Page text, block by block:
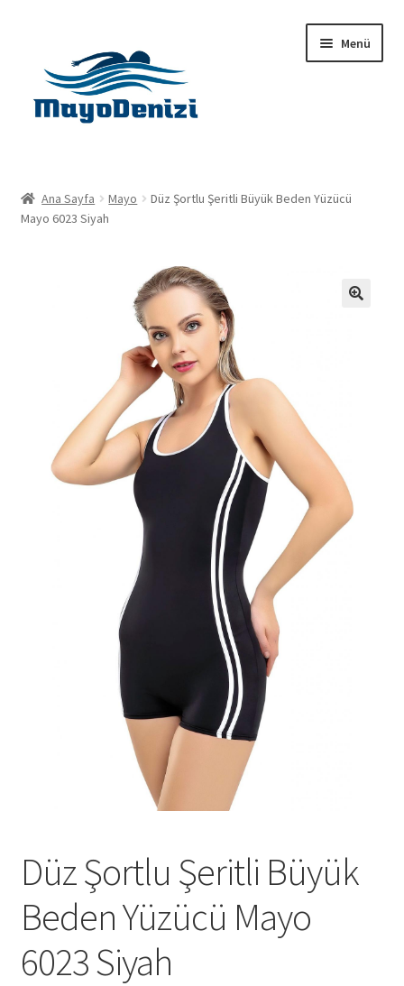
Menü
Ürünler
Ana Sayfa Mayo
Düz Şortlu Şeritli Büyük Beden Yüzücü
Mayo 6023 Siyah
Düz Şortlu Şeritli Büyük
Beden Yüzücü Mayo
6023 Siyah